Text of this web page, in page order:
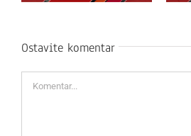
Ostavite komentar